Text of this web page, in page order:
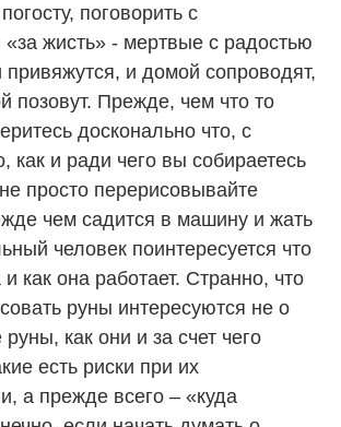
поговорить с
«за жисть» - мертвые с радостью
привяжутся, и домой сопроводят,
позовут. Прежде, чем что то
досконально что, с
как и ради чего вы собираетесь
просто перерисовывайте
чем садится в машину и жать
человек поинтересуется что
как она работает. Странно, что
руны интересуются не о
руны, как они и за счет чего
есть риски при их
а прежде всего – «куда